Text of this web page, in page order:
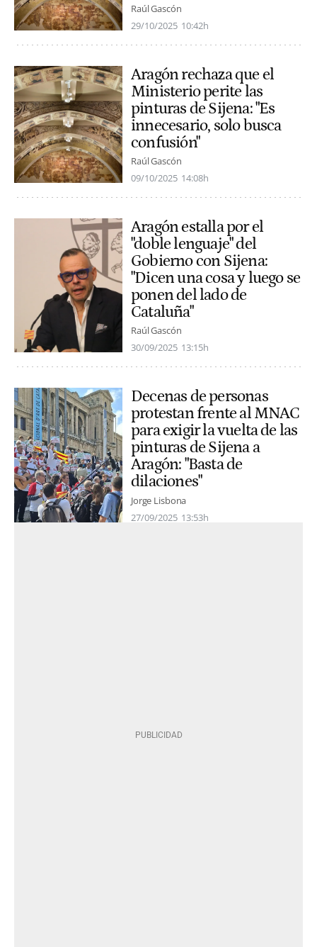
Raúl Gascón
29/10/2025 10:42h
Aragón rechaza que el
Ministerio perite las
pinturas de Sijena: "Es
innecesario, solo busca
confusión"
Raúl Gascón
09/10/2025 14:08h
Aragón estalla por el
"doble lenguaje" del
Gobierno con Sijena:
"Dicen una cosa y luego se
ponen del lado de
Cataluña"
Raúl Gascón
30/09/2025 13:15h
Decenas de personas
protestan frente al MNAC
para exigir la vuelta de las
pinturas de Sijena a
Aragón: "Basta de
dilaciones"
Jorge Lisbona
27/09/2025 13:53h